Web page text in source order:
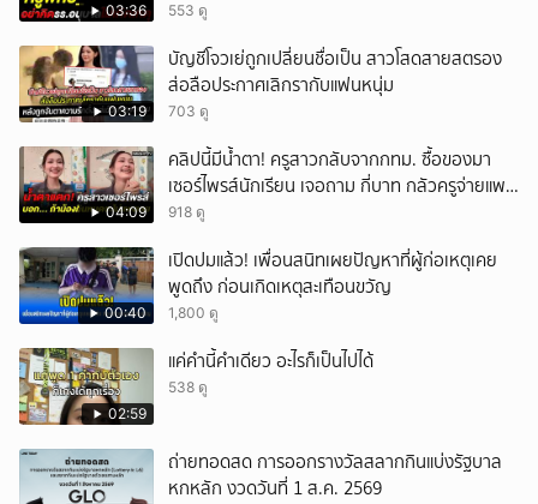
03:36 553 ดู
03:19
บัญชีโจวเย่ถูกเปลี่ยนชื่อเป็น สาวโสดสายสตรอง
ส่อลือประกาศเลิกรากับแฟนหนุ่ม
703 ดู
04:09
คลิปนี้มีน้ำตา! ครูสาวกลับจากกทม. ซื้อของมา
เซอร์ไพรส์นักเรียน เจอถาม กี่บาท กลัวครูจ่ายแพง
w
918 ดู
00:40
เปิดปมแล้ว! เพื่อนสนิทเผยปัญหาที่ผู้ก่อเหตุเคย
พูดถึง ก่อนเกิดเหตุสะเทือนขวัญ
1,800 ดู
02:59
แค่คำนี้คำเดียว อะไรก็เป็นไปได้
538 ดู
ถ่ายทอดสด การออกรางวัลสลากกินแบ่งรัฐบาล
หกหลัก งวดวันที่ 1 ส.ค. 2569